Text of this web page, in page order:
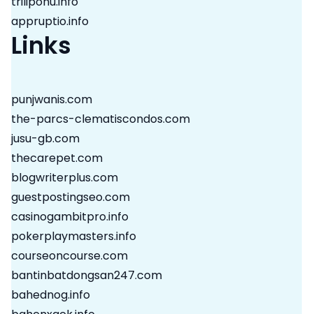
appruptio.info
Links
punjwanis.com
the-parcs-clematiscondos.com
jusu-gb.com
thecarepet.com
blogwriterplus.com
guestpostingseo.com
casinogambitpro.info
pokerplaymasters.info
courseoncourse.com
bantinbatdongsan247.com
bahednog.info